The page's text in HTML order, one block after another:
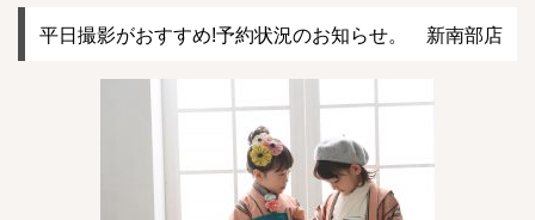
平日撮影がおすすめ!予約状況のお知らせ。 新南部店